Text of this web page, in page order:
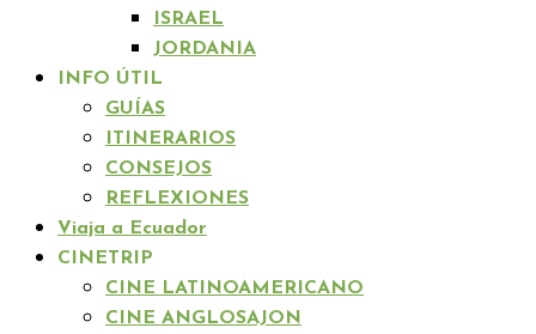
ISRAEL
JORDANIA
INFO ÚTIL
GUÍAS
ITINERARIOS
CONSEJOS
REFLEXIONES
Viaja a Ecuador
CINETRIP
CINE LATINOAMERICANO
CINE ANGLOSAJON